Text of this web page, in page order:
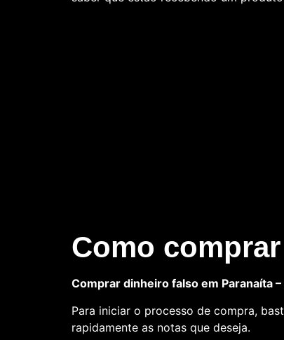
Como
Comprar dinheiro falso em Paranaíta –
Para iniciar o processo de compra,
rapidamente as notas que deseja.